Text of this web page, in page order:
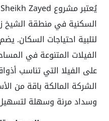
السكنية في منطقة الشيخ
لتلبية احتياجات السكان.
الفيلات المتنوعة في
على الفيلا التي تناسب
الشركة المالكة باقة من
وسداد مرنة وسهلة